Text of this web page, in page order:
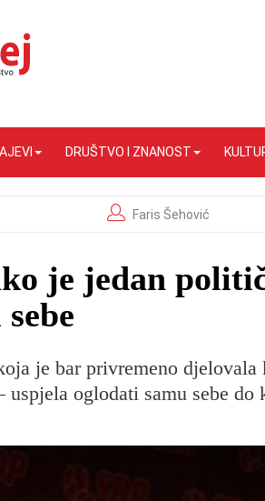
DRUŠTVO I ZNANOST
Faris Šehović
je jedan
je bar privremeno djelovala
uspjela oglodati samu sebe